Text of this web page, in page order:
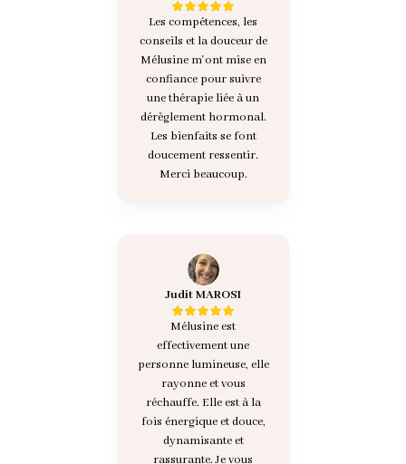
Les compétences, les
conseils et la douceur de
Mélusine m'ont mise en
confiance pour suivre
une thérapie liée à un
dérèglement hormonal.
Les bienfaits se font
doucement ressentir.
Merci beaucoup.
Judit MAROSI
Mélusine est
effectivement une
personne lumineuse, elle
rayonne et vous
réchauffe. Elle est à la
fois énergique et douce,
dynamisante et
rassurante. Je vous